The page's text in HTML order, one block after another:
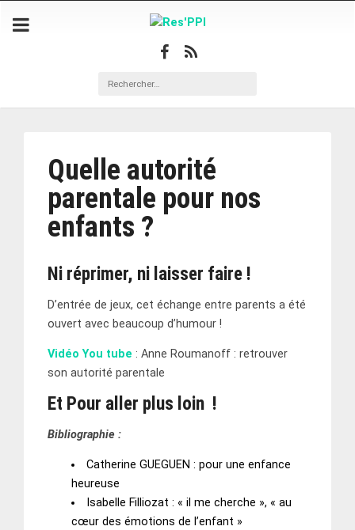
Quelle autorité
parentale pour nos
enfants ?
Ni réprimer, ni laisser faire !
D’entrée de jeux, cet échange entre parents a été
ouvert avec beaucoup d’humour !
Vidéo You tube : Anne Roumanoff : retrouver
son autorité parentale
Et Pour aller plus loin !
Bibliographie :
Catherine GUEGUEN : pour une enfance
heureuse
Isabelle Filliozat : « il me cherche », « au
cœur des émotions de l’enfant »